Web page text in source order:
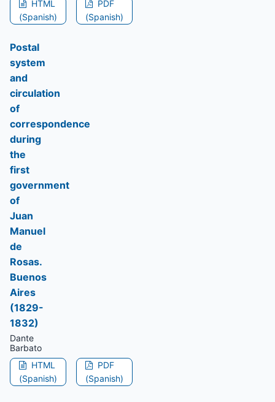
HTML
(Spanish)
PDF
(Spanish)
Postal
system
and
circulation
of
correspondence
during
the
first
government
of
Juan
Manuel
de
Rosas.
Buenos
Aires
(1829-
1832)
Dante
Barbato
HTML
(Spanish)
PDF
(Spanish)